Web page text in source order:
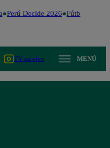
Perú Decide 2026 Fútbol peruano
TV en vivo MENÚ